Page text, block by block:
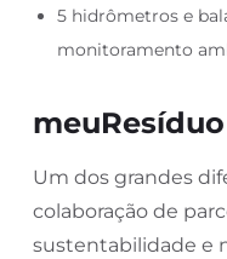
5 hidrômetros e
monitoramento
Um dos grandes
colaboração de
sustentabilidade e